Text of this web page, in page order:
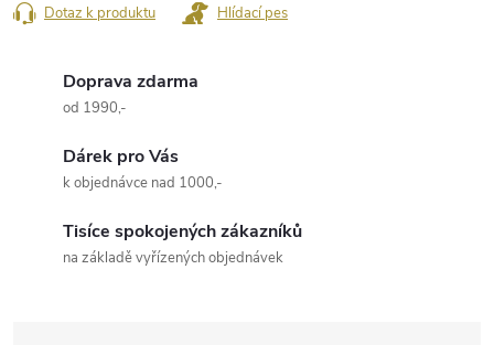
Dotaz k produktu Hlídací pes
Doprava zdarma
od 1990,-
Dárek pro Vás
k objednávce nad 1000,-
Tisíce spokojených zákazníků
na základě vyřízených objednávek